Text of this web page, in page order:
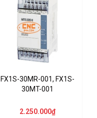
FX1S-30MR-001, FX1S-
30MT-001
2.250.000₫